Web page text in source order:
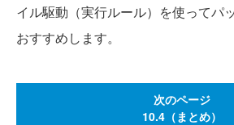
イル駆動（実行ルール）を使ってパ
おすすめします。
次のページ
10.4（まとめ）